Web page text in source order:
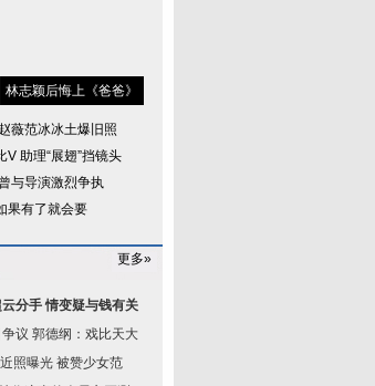
林志颖后悔上《爸爸》
薇范冰冰土爆旧照
助理“展翅”挡镜头
与导演激烈争执
果有了就会要
更多»
分手 情变疑与钱有关
议 郭德纲：戏比天大
照曝光 被赞少女范